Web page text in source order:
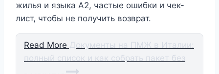
жилья и языка A2, частые ошибки и чек-
лист, чтобы не получить возврат.
Read More Документы на ПМЖ в Италии:
полный список и как собрать пакет без